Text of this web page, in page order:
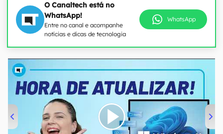
O Canaltech está no
WhatsApp!
Entre no canal e acompanhe
notícias e dicas de tecnologia
WhatsApp